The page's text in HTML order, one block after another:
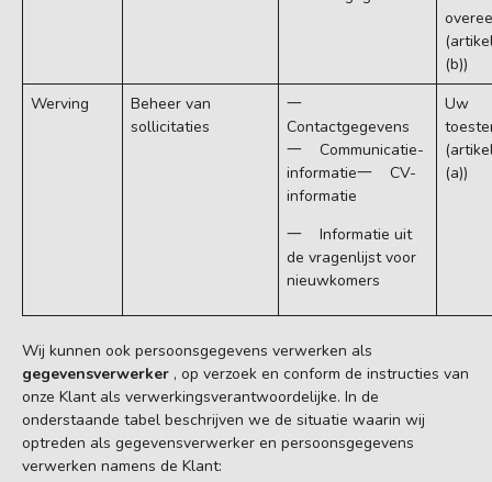
(b))
Werving
Beheer van
sollicitaties
一
Contactgegevens
一 Communicatie-
informatie一 CV-
informatie
一 Informatie uit
de vragenlijst voor
nieuwkomers
Uw
(a))
Wij kunnen ook persoonsgegevens verwerken als
gegevensverwerker , op verzoek en conform de instructies van
onze Klant als verwerkingsverantwoordelijke. In de
onderstaande tabel beschrijven we de situatie waarin wij
optreden als gegevensverwerker en persoonsgegevens
verwerken namens de Klant: